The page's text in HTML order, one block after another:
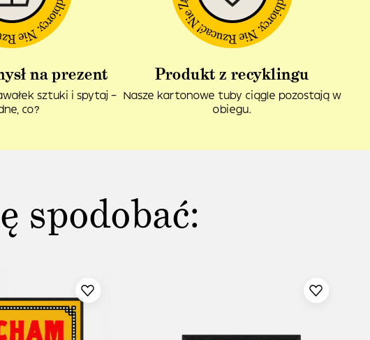
na prezent
sztuki i spytaj –
co?
Produkt z recyklingu
Nasze kartonowe tuby ciągle pozostają w
obiegu.
spodobać: